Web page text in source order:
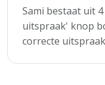
Sami bestaat uit
uitspraak' knop
correcte